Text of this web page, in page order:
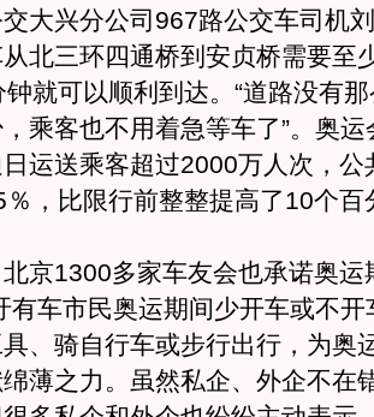
兴分公司967路公交车司机刘
北三环四通桥到安贞桥需要至
就可以顺利到达。“道路没有
乘客也不用着急等车了”。奥
运送乘客超过2000万人次，公
，比限行前整整提高了10个百
1300多家车友会也承诺奥运
有车市民奥运期间少开车或不
、骑自行车或步行出行，为奥
薄之力。虽然私企、外企不在